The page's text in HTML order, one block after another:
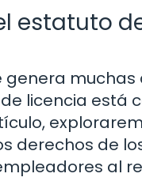
estatuto
genera
licencia está
derechos de
al